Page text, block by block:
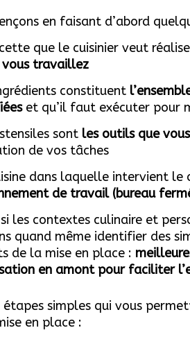
en faisant d’abord
que le cuisinier veut
travaillez
constituent
et qu’il faut exécuter pour
sont les outils que
de vos tâches
dans laquelle intervient le
de travail (bureau
les contextes culinaire et
quand même identifier des
de la mise en place :
en amont pour faciliter
étapes simples qui vous
en place :